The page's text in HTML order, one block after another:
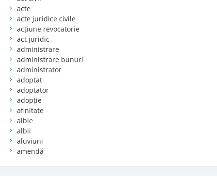
acte
acte juridice civile
acțiune revocatorie
act juridic
administrare
administrare bunuri
administrator
adoptat
adoptator
adopție
afinitate
albie
albii
aluviuni
amendă